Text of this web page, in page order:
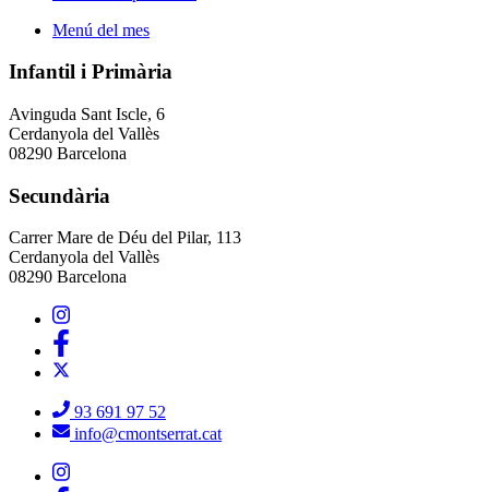
Menú del mes
Infantil i Primària
Avinguda Sant Iscle, 6
Cerdanyola del Vallès
08290 Barcelona
Secundària
Carrer Mare de Déu del Pilar, 113
Cerdanyola del Vallès
08290 Barcelona
93 691 97 52
info@cmontserrat.cat